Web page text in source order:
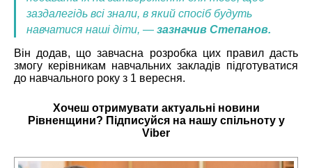
заздалегідь всі знали, в який спосіб будуть
навчатися наші діти, — зазначив Степанов.
Він додав, що завчасна розробка цих правил дасть
змогу керівникам навчальних закладів підготуватися
до навчального року з 1 вересня.
Хочеш отримувати актуальні новини
Рівненщини? Підписуйся на нашу спільноту у
Viber